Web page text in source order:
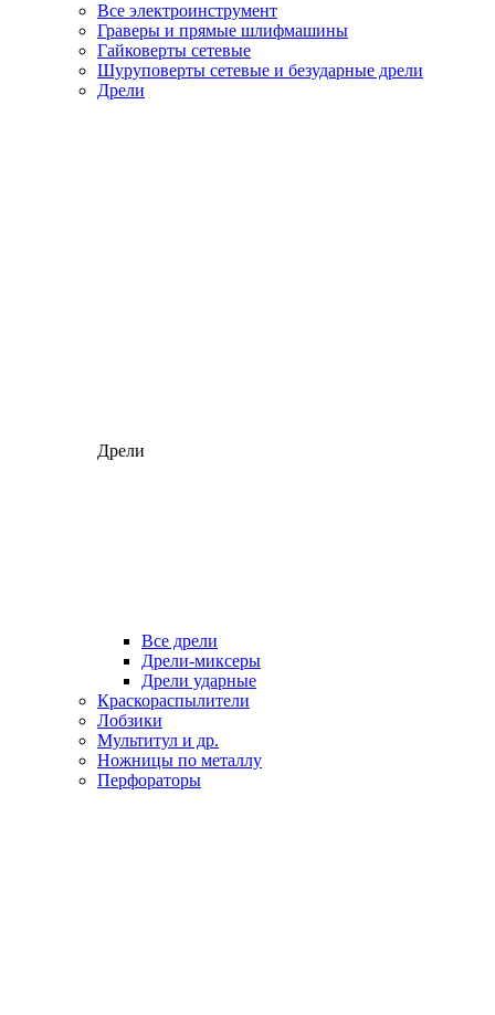
Все электроинструмент
Граверы и прямые шлифмашины
Гайковерты сетевые
Шуруповерты сетевые и безударные дрели
Дрели
Дрели
Все дрели
Дрели-миксеры
Дрели ударные
Краскораспылители
Лобзики
Мультитул и др.
Ножницы по металлу
Перфораторы